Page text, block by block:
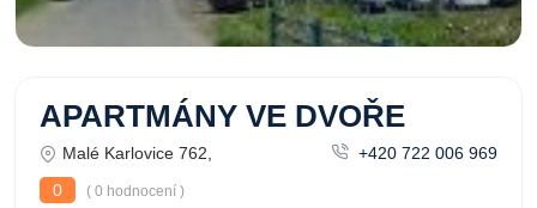
APARTMÁNY VE DVOŘE
Malé Karlovice 762,
+420 722 006 969
0
( 0 hodnocení )